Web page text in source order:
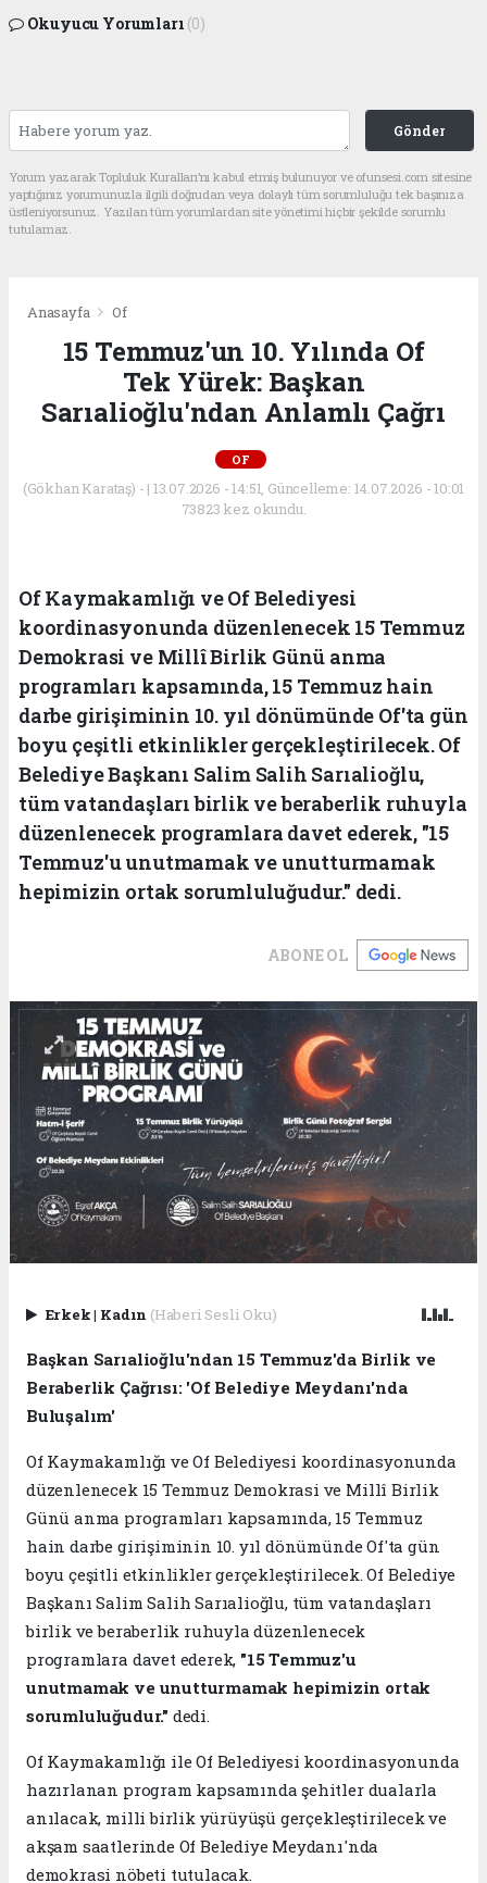
Okuyucu Yorumları (0)
Gönder
Yorum yazarak Topluluk Kuralları’nı kabul etmiş bulunuyor ve ofunsesi.com sitesine
yaptığınız yorumunuzla ilgili doğrudan veya dolaylı tüm sorumluluğu tek başınıza
üstleniyorsunuz. Yazılan tüm yorumlardan site yönetimi hiçbir şekilde sorumlu
tutulamaz.
Anasayfa Of
15 Temmuz'un 10. Yılında Of
Tek Yürek: Başkan
Sarıalioğlu'ndan Anlamlı Çağrı
OF
(Gökhan Karataş) - | 13.07.2026 - 14:51, Güncelleme: 14.07.2026 - 10:01
73823 kez okundu.
Of Kaymakamlığı ve Of Belediyesi
koordinasyonunda düzenlenecek 15 Temmuz
Demokrasi ve Millî Birlik Günü anma
programları kapsamında, 15 Temmuz hain
darbe girişiminin 10. yıl dönümünde Of'ta gün
boyu çeşitli etkinlikler gerçekleştirilecek. Of
Belediye Başkanı Salim Salih Sarıalioğlu,
tüm vatandaşları birlik ve beraberlik ruhuyla
düzenlenecek programlara davet ederek, "15
Temmuz'u unutmamak ve unutturmamak
hepimizin ortak sorumluluğudur." dedi.
ABONE OL
Erkek| Kadın (Haberi Sesli Oku)
Başkan Sarıalioğlu'ndan 15 Temmuz'da Birlik ve
Beraberlik Çağrısı: 'Of Belediye Meydanı'nda
Buluşalım'
Of Kaymakamlığı ve Of Belediyesi koordinasyonunda
düzenlenecek 15 Temmuz Demokrasi ve Millî Birlik
Günü anma programları kapsamında, 15 Temmuz
hain darbe girişiminin 10. yıl dönümünde Of'ta gün
boyu çeşitli etkinlikler gerçekleştirilecek. Of Belediye
Başkanı Salim Salih Sarıalioğlu, tüm vatandaşları
birlik ve beraberlik ruhuyla düzenlenecek
programlara davet ederek, "15 Temmuz'u
unutmamak ve unutturmamak hepimizin ortak
sorumluluğudur." dedi.
Of Kaymakamlığı ile Of Belediyesi koordinasyonunda
hazırlanan program kapsamında şehitler dualarla
anılacak, milli birlik yürüyüşü gerçekleştirilecek ve
akşam saatlerinde Of Belediye Meydanı'nda
demokrasi nöbeti tutulacak.